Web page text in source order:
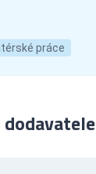
práce